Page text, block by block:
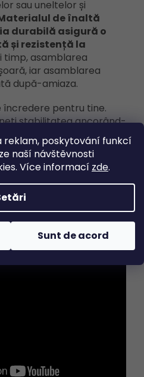
reklam, poskytování funkcí
naší návštěvnosti
Více informací zde.
Sunt de acord
sau uneltelor și
de înaltă
durabilă asigură o
și rezistență la
timp, asamblarea
iar asamblarea
după-amiaza.
încredere pentru tine.
stabilitatea ancorând-
de spațiul perfect
uneltelor
uitați, capacitatea de
se aplică dacă raftul